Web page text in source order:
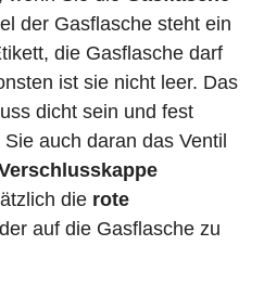
der Gasflasche steht ein
die Gasflasche darf
ist sie nicht leer. Das
dicht sein und fest
auch daran das Ventil
die rote
auf die Gasflasche zu